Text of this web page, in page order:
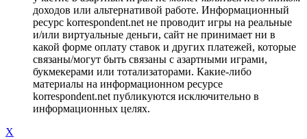
доходов или альтернативой работе. Информационный
ресурс korrespondent.net не проводит игры на реальные
и/или виртуальные деньги, сайт не принимает ни в
какой форме оплату ставок и других платежей, которые
связаны/могут быть связаны с азартными играми,
букмекерами или тотализаторами. Какие-либо
материалы на информационном ресурсе
korrespondent.net публикуются исключительно в
информационных целях.
X